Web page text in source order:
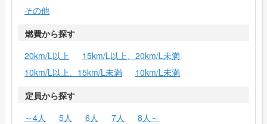
その他
燃費から探す
20km/L以上
15km/L以上、20km/L未満
10km/L以上、15km/L未満
10km/L未満
定員から探す
～4人
5人 6人 7人
8人～